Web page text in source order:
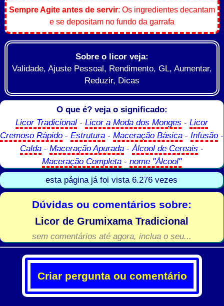
Sempre Agite antes de servir: Os ingredientes decantam
e se depositam no fundo da garrafa
Sobre o licor veja:
Validade, Ajuste Pessoal, Rendimento, GL, Aumentar,
Reduzir, Dicas
O que é? veja o significado:
Licor Tradicional -Licor a Moda dos Monges -Licor
Cremoso Rápido -Estrutura -Maceração Básica - Infusão -
Calda -Maceração Apurada -Álcool de Cereais -
Maceração Completa -nome "Álcool"
esta página já foi vista 6.276 vezes
Dúvidas ou comentários sobre:
Licor de Grumixama Tradicional
sem comentários até agora, inclua o seu...
Criar pergunta ou comentário